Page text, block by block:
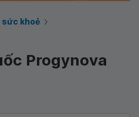
sức khoẻ
Progynova